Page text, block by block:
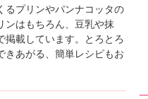
るプリンやパンナコッタの
ンはもちろん、豆乳や抹
掲載しています。とろとろ
きあがる、簡単レシピもお